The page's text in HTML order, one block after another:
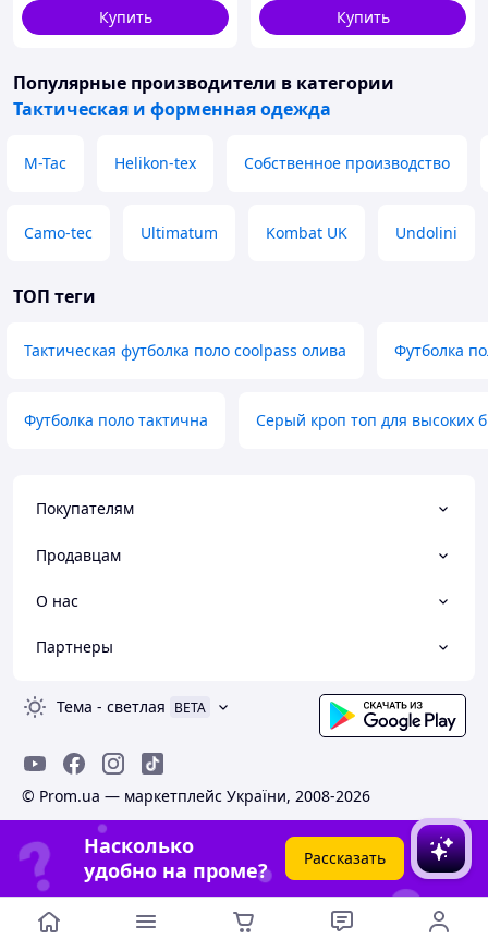
Купить Купить
Популярные производители в категории
Тактическая и форменная одежда
M-Tac Helikon-tex Собственное производство
Camo-tec Ultimatum Kombat UK Undolini
ТОП теги
Тактическая футболка поло coolpass олива Футболка
Футболка поло тактична Серый кроп топ для высоких
Покупателям
Продавцам
О нас
Партнеры
Тема - светлая BETA
© Prom.ua — маркетплейс України, 2008-2026
Насколько
удобно на проме?
Рассказать